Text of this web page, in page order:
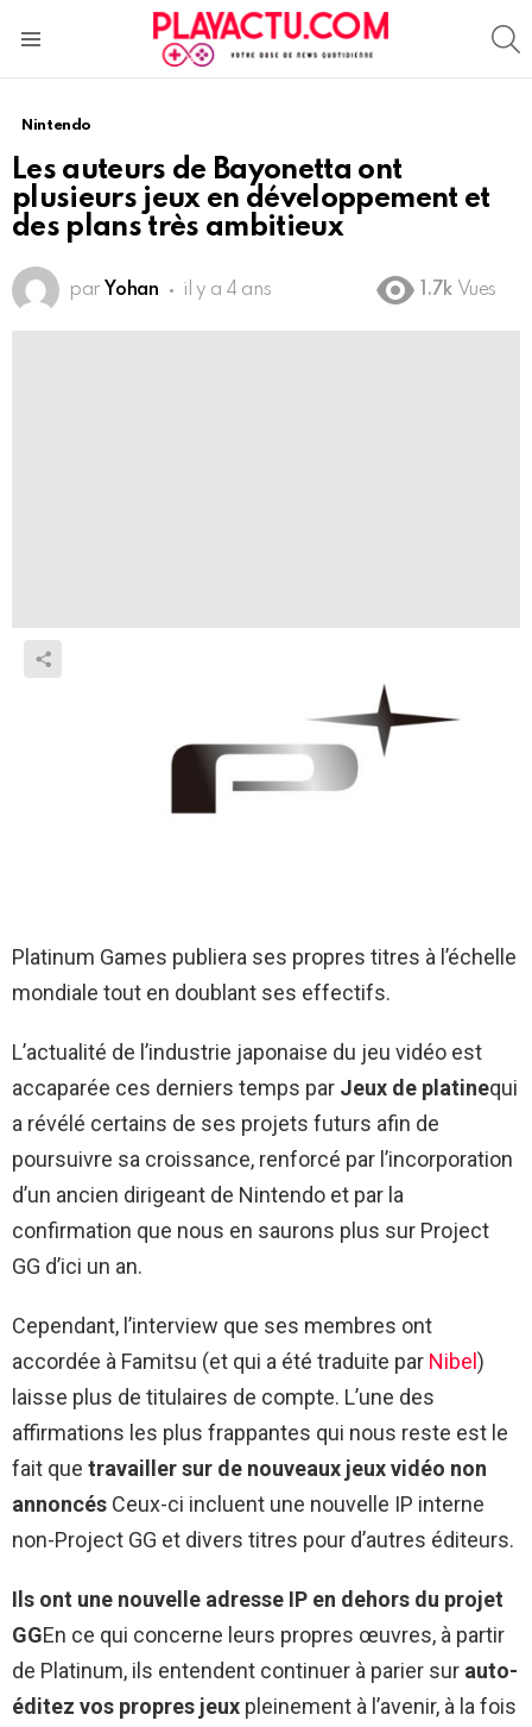
Nintendo
Les auteurs de Bayonetta ont
plusieurs jeux en développement et
des plans très ambitieux
par Yohan il y a 4 ans 1.7k Vues
Platinum Games publiera ses propres titres à l’échelle
mondiale tout en doublant ses effectifs.
L’actualité de l’industrie japonaise du jeu vidéo est
accaparée ces derniers temps par Jeux de platinequi
a révélé certains de ses projets futurs afin de
poursuivre sa croissance, renforcé par l’incorporation
d’un ancien dirigeant de Nintendo et par la
confirmation que nous en saurons plus sur Project
GG d’ici un an.
Cependant, l’interview que ses membres ont
accordée à Famitsu (et qui a été traduite par Nibel)
laisse plus de titulaires de compte. L’une des
affirmations les plus frappantes qui nous reste est le
fait que travailler sur de nouveaux jeux vidéo non
annoncés Ceux-ci incluent une nouvelle IP interne
non-Project GG et divers titres pour d’autres éditeurs.
Ils ont une nouvelle adresse IP en dehors du projet
GGEn ce qui concerne leurs propres œuvres, à partir
de Platinum, ils entendent continuer à parier sur auto-
éditez vos propres jeux pleinement à l’avenir, à la fois